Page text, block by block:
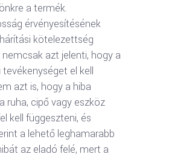
a termék.
érvényesítésének
kötelezettség
azt jelenti, hogy a
el kell
azt is, hogy a hiba
ruha, cipő vagy eszköz
kell függeszteni, és
a lehető leghamarabb
az eladó felé, mert a